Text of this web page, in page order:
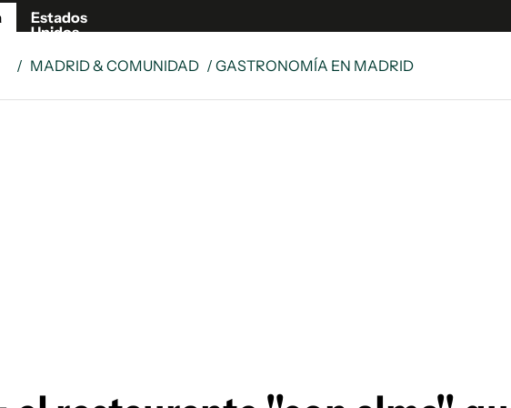
Estados
Unidos
/ MADRID & COMUNIDAD / GASTRONOMÍA EN MADRID